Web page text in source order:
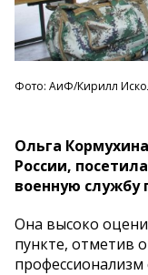
Фото: АиФ/Кирилл
Ольга
России,
военную службу
Она высоко
пункте, отметив
профессионализм